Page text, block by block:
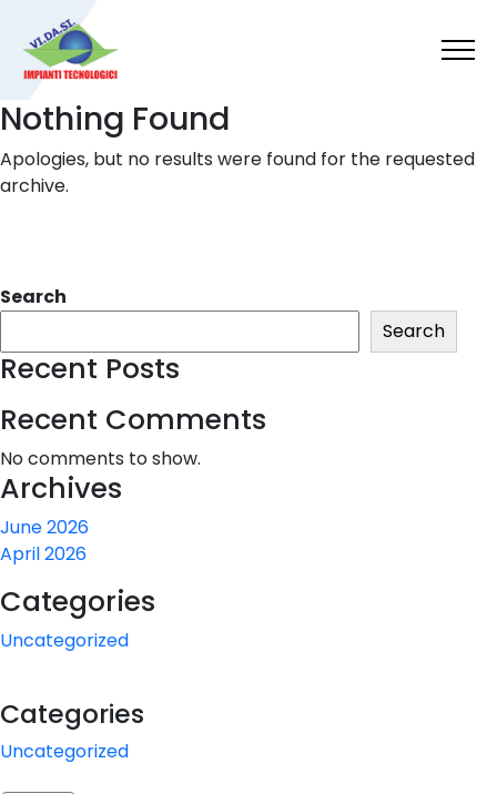
Nothing Found
Apologies, but no results were found for the requested
archive.
Search
Search
Recent Posts
Recent Comments
No comments to show.
Archives
June 2026
April 2026
Categories
Uncategorized
Categories
Uncategorized